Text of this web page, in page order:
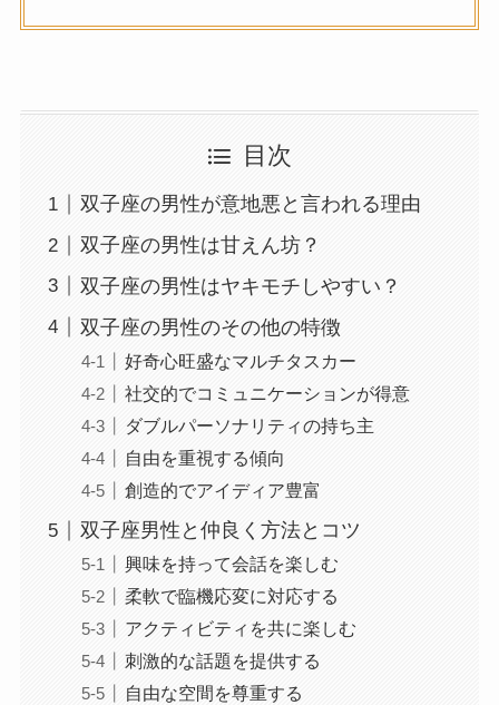
目次
双子座の男性が意地悪と言われる理由
双子座の男性は甘えん坊？
双子座の男性はヤキモチしやすい？
双子座の男性のその他の特徴
好奇心旺盛なマルチタスカー
社交的でコミュニケーションが得意
ダブルパーソナリティの持ち主
自由を重視する傾向
創造的でアイディア豊富
双子座男性と仲良く方法とコツ
興味を持って会話を楽しむ
柔軟で臨機応変に対応する
アクティビティを共に楽しむ
刺激的な話題を提供する
自由な空間を尊重する